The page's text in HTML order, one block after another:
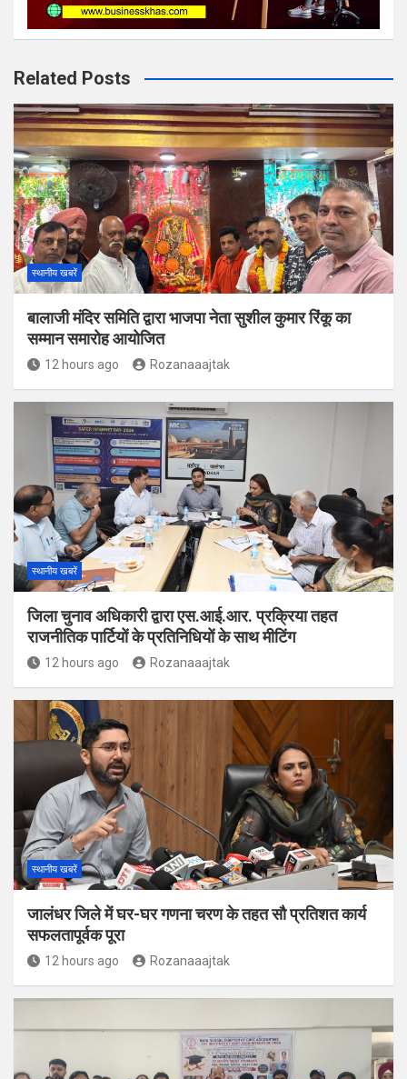
Related Posts
स्थानीय खबरें
बालाजी मंदिर समिति द्वारा भाजपा नेता सुशील कुमार रिंकू का
सम्मान समारोह आयोजित
12 hours ago Rozanaaajtak
स्थानीय खबरें
जिला चुनाव अधिकारी द्वारा एस.आई.आर. प्रक्रिया तहत
राजनीतिक पार्टियों के प्रतिनिधियों के साथ मीटिंग
12 hours ago Rozanaaajtak
स्थानीय खबरें
जालंधर जिले में घर-घर गणना चरण के तहत सौ प्रतिशत कार्य
सफलतापूर्वक पूरा
12 hours ago Rozanaaajtak